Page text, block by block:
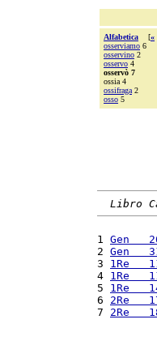
Alfabetica [«
osserviamo 6
osservino 2
osservo 4
osservò 7
ossia 4
ossifraga 2
osso 5
Libro
1 Gen
2 Gen
3 1Re
4 1Re
5 1Re
6 2Re
7 2Re